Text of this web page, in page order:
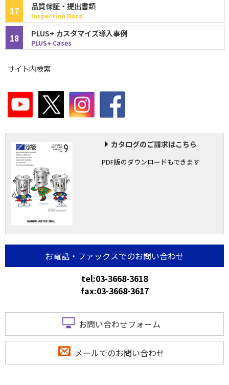
品質保証・提出書類
Inspection Docs
17
PLUS+ カスタマイズ導入事例
PLUS+ Cases
18
サイト内検索
カタログのご請求はこちら
PDF版のダウンロードもできます
お電話・ファックスでのお問い合わせ
tel:03-3668-3618
fax:03-3668-3617
お問い合わせフォーム
メールでのお問い合わせ